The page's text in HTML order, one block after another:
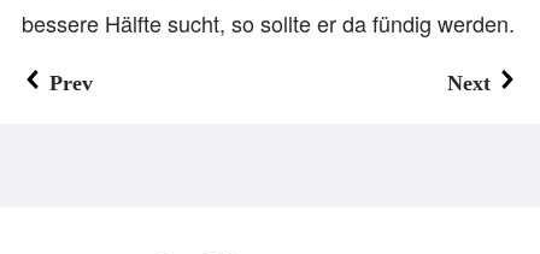
bessere Hälfte sucht, so sollte er da fündig werden.
Prev Next